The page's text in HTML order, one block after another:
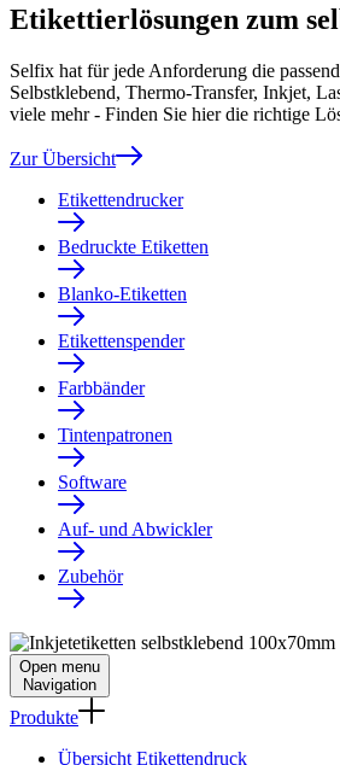
Etikettierlösungen zum
Selfix hat für jede Anforderung die
Selbstklebend, Thermo-Transfer, Inkjet,
viele mehr - Finden Sie hier die richtige
Zur Übersicht
Etikettendrucker
Bedruckte Etiketten
Blanko-Etiketten
Etikettenspender
Farbbänder
Tintenpatronen
Software
Auf- und Abwickler
Zubehör
Open menu
Navigation
Produkte
Übersicht Etikettendruck